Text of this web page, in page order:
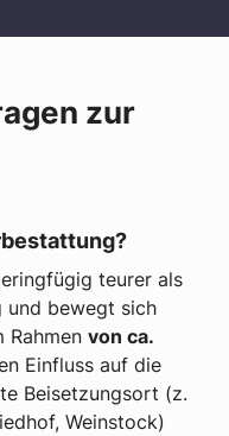
zur
teurer als
und bewegt sich
Rahmen von ca.
Einfluss auf die
Beisetzungsort (z.
Weinstock)